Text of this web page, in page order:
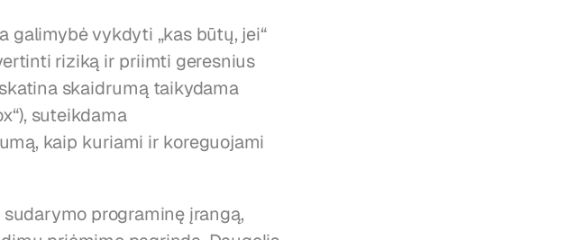
galimybė vykdyti „kas būtų, jei“
riziką ir priimti geresnius
skaidrumą taikydama
suteikdama
kaip kuriami ir koreguojami
programinę įrangą,